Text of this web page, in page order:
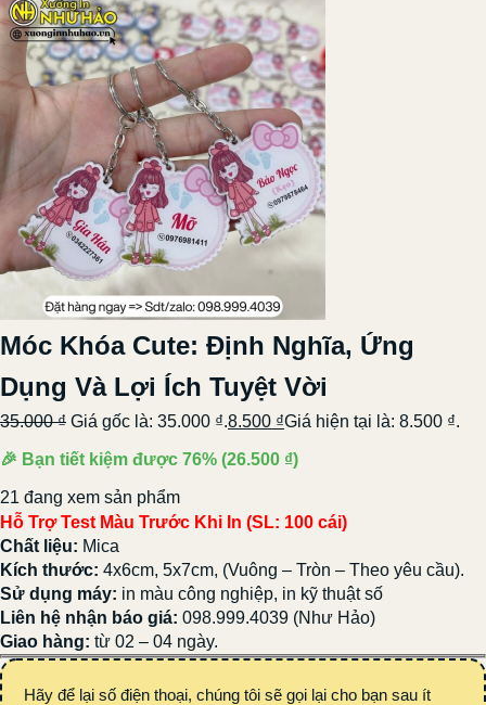
Móc Khóa Cute: Định Nghĩa, Ứng
Dụng Và Lợi Ích Tuyệt Vời
35.000₫ Giá gốc là: 35.000 ₫.8.500 ₫Giá hiện tại là: 8.500 ₫.
🎉 Bạn tiết kiệm được 76% (26.500 ₫)
21 đang xem sản phẩm
Hỗ Trợ Test Màu Trước Khi In (SL: 100 cái)
Chất liệu: Mica
Kích thước: 4x6cm, 5x7cm, (Vuông – Tròn – Theo yêu cầu).
Sử dụng máy: in màu công nghiệp, in kỹ thuật số
Liên hệ nhận báo giá: 098.999.4039 (Như Hảo)
Giao hàng: từ 02 – 04 ngày.
Hãy để lại số điện thoại, chúng tôi sẽ gọi lại cho bạn sau ít